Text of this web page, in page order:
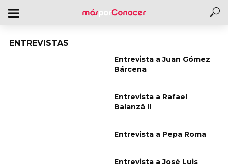
ENTREVISTAS
Entrevista a Juan Gómez
Bárcena
Entrevista a Rafael
Balanzá II
Entrevista a Pepa Roma
Entrevista a José Luis